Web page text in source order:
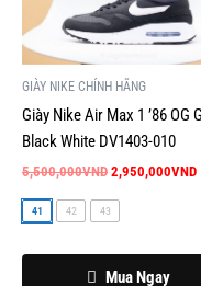
GIÀY NIKE CHÍNH HÃNG
Giày Nike Air Max 1 ’86 OG
Black White DV1403-010
5,500,000VND 2,950,000VND
Mua Ngay
nhiều
biến
thể.
Các
tùy
chọn
có
thể
được
41 42 43